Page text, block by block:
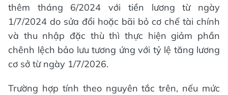
thêm tháng 6/2024 với tiền lương từ ngày
1/7/2024 do sửa đổi hoặc bãi bỏ cơ chế tài chính
và thu nhập đặc thù thì thực hiện giảm phần
chênh lệch bảo lưu tương ứng với tỷ lệ tăng lương
cơ sở từ ngày 1/7/2026.
Trường hợp tính theo nguyên tắc trên, nếu mức